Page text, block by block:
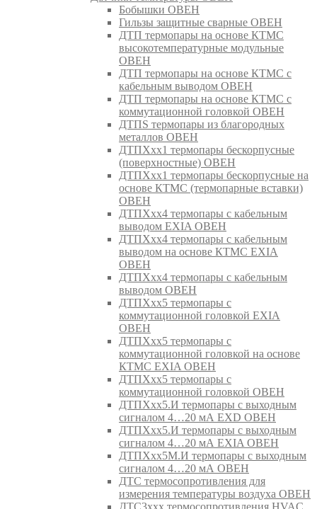
Бобышки ОВЕН
Гильзы защитные сварные ОВЕН
ДТП термопары на основе КТМС
высокотемпературные модульные
ОВЕН
ДТП термопары на основе КТМС с
кабельным выводом ОВЕН
ДТП термопары на основе КТМС с
коммутационной головкой ОВЕН
ДТПS термопары из благородных
металлов ОВЕН
ДТПХхх1 термопары бескорпусные
(поверхностные) ОВЕН
ДТПХхх1 термопары бескорпусные на
основе КТМС (термопарные вставки)
ОВЕН
ДТПХхх4 термопары с кабельным
выводом EXIA ОВЕН
ДТПХхх4 термопары с кабельным
выводом на основе КТМС EXIA
ОВЕН
ДТПХхх4 термопары с кабельным
выводом ОВЕН
ДТПХхх5 термопары с
коммутационной головкой EXIA
ОВЕН
ДТПХхх5 термопары с
коммутационной головкой на основе
КТМС EXIA ОВЕН
ДТПХхх5 термопары с
коммутационной головкой ОВЕН
ДТПХхх5.И термопары с выходным
сигналом 4…20 мА EXD ОВЕН
ДТПХхх5.И термопары с выходным
сигналом 4…20 мА EXIA ОВЕН
ДТПХхх5М.И термопары с выходным
сигналом 4…20 мА ОВЕН
ДТС термосопротивления для
измерения температуры воздуха ОВЕН
ДТС3ххх термосопротивления HVAC